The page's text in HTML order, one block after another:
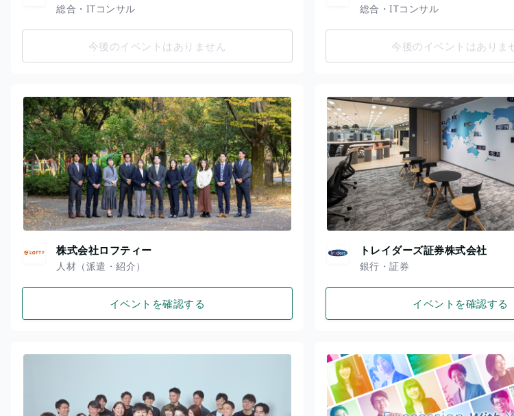
総合・ITコンサル
今後のイベントはありません
総合・ITコンサル
今後のイベントはありま
株式会社ロフティー
人材（派遣・紹介）
イベントを確認する
トレイダーズ証券株式会社
銀行・証券
イベントを確認する